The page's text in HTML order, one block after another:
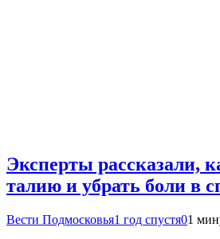
Эксперты рассказали,
талию и убрать боли в
Вести Подмосковья1 год спустя01